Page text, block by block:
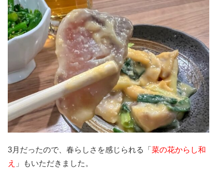
3月だったので、春らしさを感じられる「 菜の花からし和
え
」もいただきました。